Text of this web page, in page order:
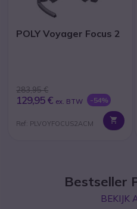
POLY Voyager Focus 2
283,95 €
129,95 € ex. BTW -54%
Ref: PLVOYFOCUS2ACM
Bestseller
BEKIJK